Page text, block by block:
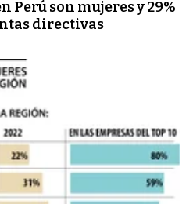
Perú son mujeres y 29%
directivas